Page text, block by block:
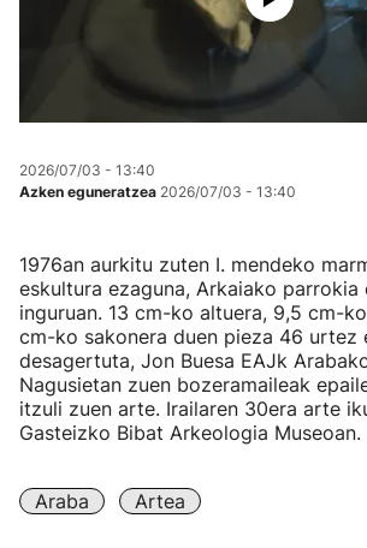
2026/07/03 - 13:40
Azken eguneratzea 2026/07/03 - 13:40
1976an aurkitu zuten I. mendeko
eskultura ezaguna, Arkaiako parrokia
inguruan. 13 cm-ko altuera, 9,5 cm-
cm-ko sakonera duen pieza 46 urtez
desagertuta, Jon Buesa EAJk
Nagusietan zuen bozeramaileak
itzuli zuen arte. Irailaren 30era arte
Gasteizko Bibat Arkeologia Museoan.
Araba Artea